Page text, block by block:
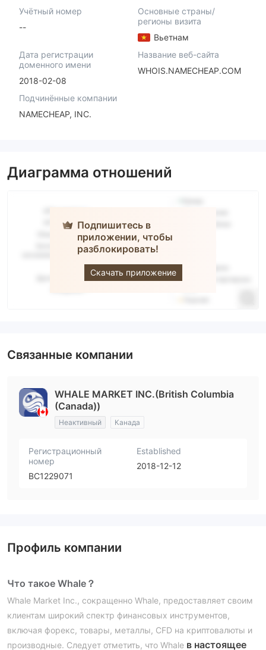
Учётный номер
--
Основные страны/
регионы визита
Вьетнам
Дата регистрации
доменного имени
2018-02-08
Название веб-сайта
WHOIS.NAMECHEAP.COM
Подчинённые компании
NAMECHEAP, INC.
Диаграмма отношений
Подпишитесь в
приложении, чтобы
разблокировать!
Скачать приложение
Whale Inc.
Связанные компании
WHALE MARKET INC.(British Columbia
(Canada))
Неактивный Канада
Регистрационный
номер
BC1229071
Established
2018-12-12
Профиль компании
Что такое Whale？
Whale Market Inc., сокращенно Whale, предоставляет своим
клиентам широкий спектр финансовых инструментов,
включая форекс, товары, металлы, CFD на криптовалюты и
производные. Следует отметить, что Whale в настоящее